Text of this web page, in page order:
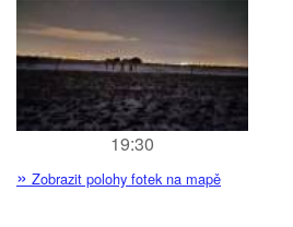
19:30
» Zobrazit polohy fotek na mapě